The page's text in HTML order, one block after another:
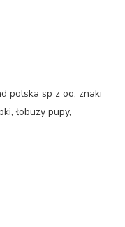
polska sp z oo, znaki
łobuzy pupy,